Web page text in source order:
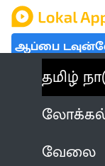
ஆப்பை
தமிழ்
வேலை